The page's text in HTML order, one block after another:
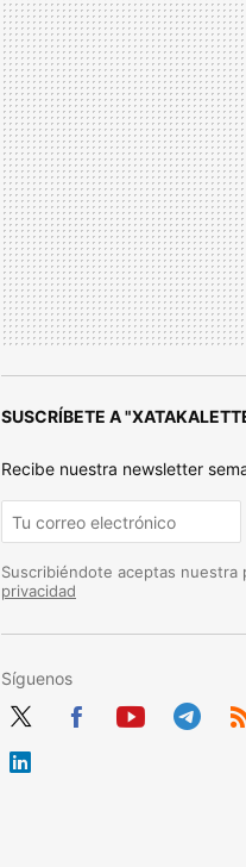
SUSCRÍBETE A
Recibe nuestra newsletter
Suscribiéndote aceptas nuestra
privacidad
Síguenos
Twit